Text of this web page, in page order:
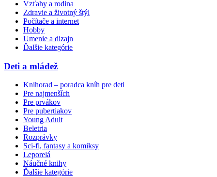
Vzťahy a rodina
Zdravie a životný štýl
Počítače a internet
Hobby
Umenie a dizajn
Ďalšie kategórie
Deti a mládež
Knihorad – poradca kníh pre deti
Pre najmenších
Pre prvákov
Pre pubertiakov
Young Adult
Beletria
Rozprávky
Sci-fi, fantasy a komiksy
Leporelá
Náučné knihy
Ďalšie kategórie